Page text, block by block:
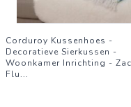
Corduroy Kussenhoes -
Decoratieve Sierkussen -
Woonkamer Inrichting -
Flu...